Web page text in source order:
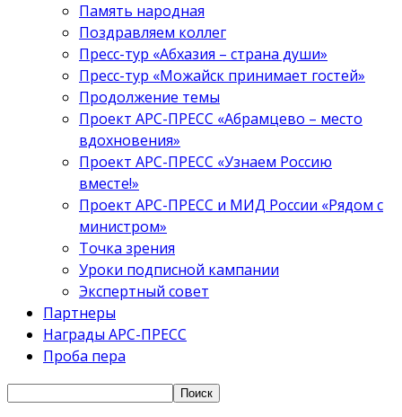
Память народная
Поздравляем коллег
Пресс-тур «Абхазия – страна души»
Пресс-тур «Можайск принимает гостей»
Продолжение темы
Проект АРС-ПРЕСС «Абрамцево – место
вдохновения»
Проект АРС-ПРЕСС «Узнаем Россию
вместе!»
Проект АРС-ПРЕСС и МИД России «Рядом с
министром»
Точка зрения
Уроки подписной кампании
Экспертный совет
Партнеры
Награды АРС-ПРЕСС
Проба пера